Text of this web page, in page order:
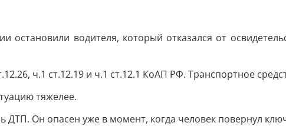
остановили водителя, который отказался от
ч.1 ст.12.19 и ч.1 ст.12.1 КоАП РФ. Транспортное
тяжелее.
ДТП. Он опасен уже в момент, когда человек повернул